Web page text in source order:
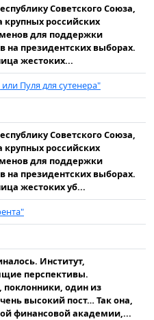
Советского Союза,
крупных российских
для под­держки
на президентских выборах.
жестоких...
Пуля для сутенера"
Советского Союза,
крупных российских
для поддержки
на президентских выборах.
жестоких уб...
Институт,
перспективы.
поклонники, один из
высокий пост… Так она,
финансовой академии,...